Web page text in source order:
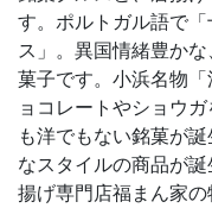
す。ポルトガル語で
ス」。異国情緒豊か
菓子です。小浜名物
ョコレートやショウ
も洋でもない銘菓が
なスタイルの商品が
揚げ専門店福まん家